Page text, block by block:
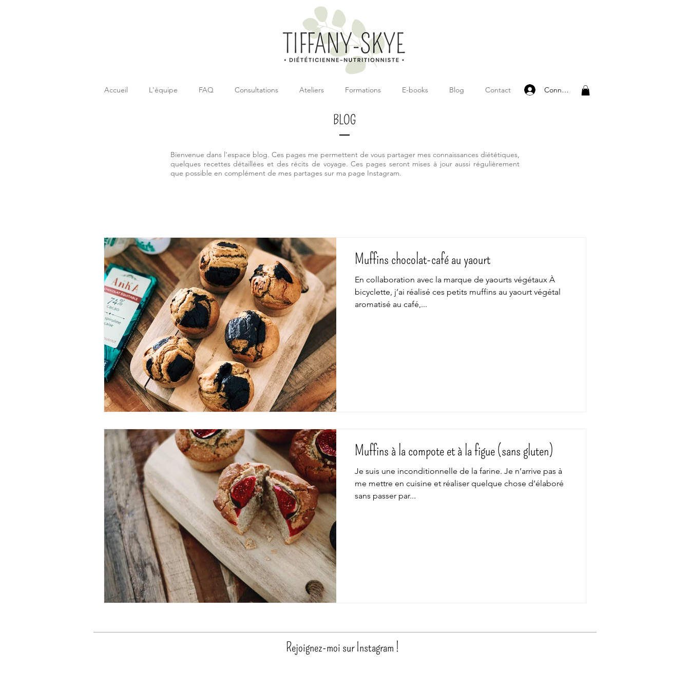
Accueil L'équipe FAQ Consultations Ateliers Formations E-books Blog Contact Connexion
BLOG
Bienvenue dans l'espace blog. Ces pages me permettent de vous partager mes connaissances diététiques,
quelques recettes détaillées et des récits de voyage. Ces pages seront mises à jour aussi régulièrement
que possible en complément de mes partages sur ma page Instagram.
Muffins chocolat-café au yaourt
En collaboration avec la marque de yaourts végétaux À
bicyclette, j’ai réalisé ces petits muffins au yaourt végétal
aromatisé au café,...
Muffins à la compote et à la figue (sans gluten)
Je suis une inconditionnelle de la farine. Je n’arrive pas à
me mettre en cuisine et réaliser quelque chose d’élaboré
sans passer par...
Rejoignez-moi sur Instagram !